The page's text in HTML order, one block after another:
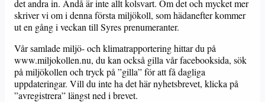
det andra in. Ändå är inte allt kolsvart. Om det och mycket mer
skriver vi om i denna första miljökoll, som hädanefter kommer
ut en gång i veckan till Syres prenumeranter.
Vår samlade miljö- och klimatrapportering hittar du på
www.miljokollen.nu, du kan också gilla vår facebooksida, sök
på miljökollen och tryck på ”gilla” för att få dagliga
uppdateringar. Vill du inte ha det här nyhetsbrevet, klicka på
”avregistrera” längst ned i brevet.